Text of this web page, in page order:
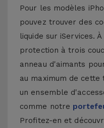
Pour les modèles
pouvez trouver des
liquide sur iServices.
protection à trois
anneau d'aimants
au maximum de cette
un ensemble
comme notre
Profitez-en et